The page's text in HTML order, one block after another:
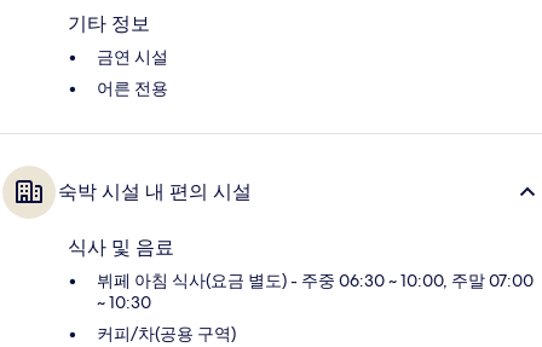
기타 정보
금연 시설
어른 전용
숙박 시설 내 편의 시설
식사 및 음료
뷔페 아침 식사(요금 별도) - 주중 06:30 ~ 10:00, 주말 07:00
~ 10:30
커피/차(공용 구역)